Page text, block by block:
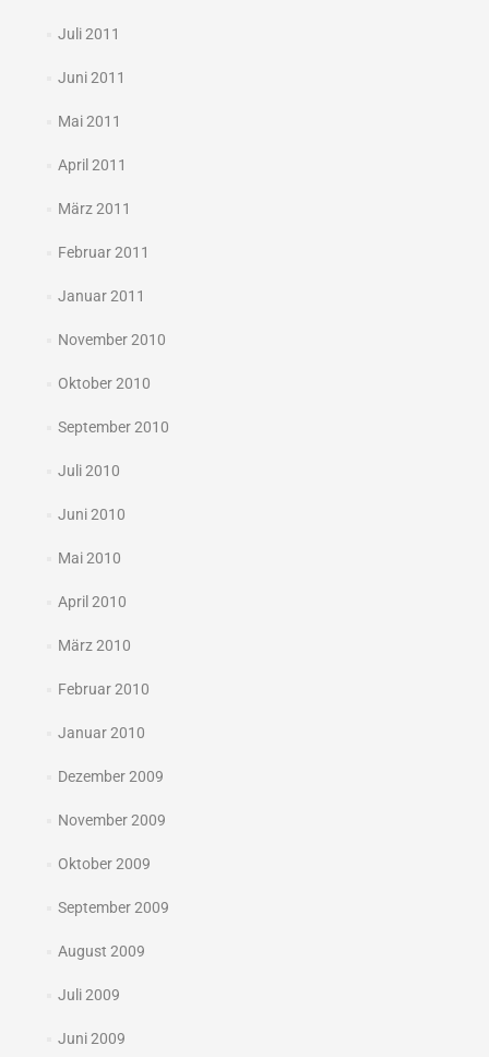
Juli 2011
Juni 2011
Mai 2011
April 2011
März 2011
Februar 2011
Januar 2011
November 2010
Oktober 2010
September 2010
Juli 2010
Juni 2010
Mai 2010
April 2010
März 2010
Februar 2010
Januar 2010
Dezember 2009
November 2009
Oktober 2009
September 2009
August 2009
Juli 2009
Juni 2009